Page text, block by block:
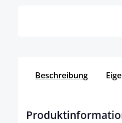
Beschreibung